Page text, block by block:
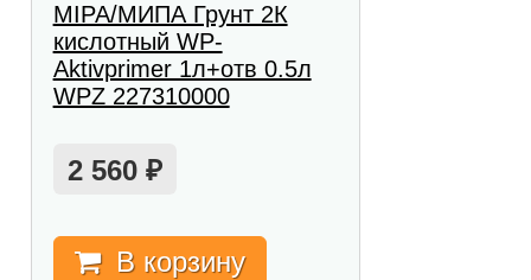
MIPA/МИПА Грунт 2К
кислотный WP-
Aktivprimer 1л+отв 0.5л
WPZ 227310000
2 560 ₽
В корзину